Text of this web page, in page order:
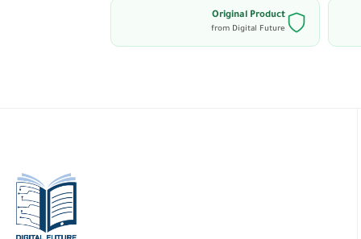
الخمس، الفصول، الطقس، والجسم
الفهم.
البصرية… مفردات تُعرّف الطفل على
Original Product
from Digital Future